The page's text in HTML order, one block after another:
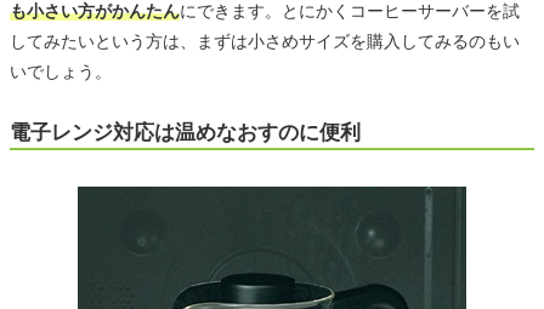
も小さい方がかんたんにできます。とにかくコーヒーサーバーを試
してみたいという方は、まずは小さめサイズを購入してみるのもい
いでしょう。
電子レンジ対応は温めなおすのに便利